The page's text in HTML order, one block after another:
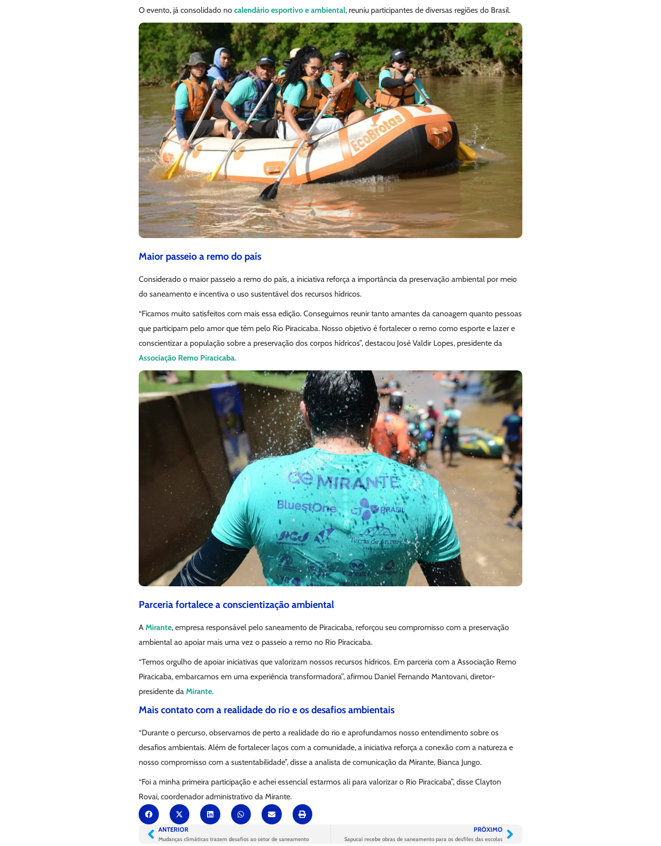
O evento, já consolidado no calendário esportivo e ambiental, reuniu participantes de diversas regiões do Brasil.
Maior passeio a remo do país
Considerado o maior passeio a remo do país, a iniciativa reforça a importância da preservação ambiental por meio
do saneamento e incentiva o uso sustentável dos recursos hídricos.
“Ficamos muito satisfeitos com mais essa edição. Conseguimos reunir tanto amantes da canoagem quanto pessoas
que participam pelo amor que têm pelo Rio Piracicaba. Nosso objetivo é fortalecer o remo como esporte e lazer e
conscientizar a população sobre a preservação dos corpos hídricos”, destacou José Valdir Lopes, presidente da
Associação Remo Piracicaba.
Parceria fortalece a conscientização ambiental
A Mirante, empresa responsável pelo saneamento de Piracicaba, reforçou seu compromisso com a preservação
ambiental ao apoiar mais uma vez o passeio a remo no Rio Piracicaba.
“Temos orgulho de apoiar iniciativas que valorizam nossos recursos hídricos. Em parceria com a Associação Remo
Piracicaba, embarcamos em uma experiência transformadora”, afirmou Daniel Fernando Mantovani, diretor-
presidente da Mirante.
Mais contato com a realidade do rio e os desafios ambientais
“Durante o percurso, observamos de perto a realidade do rio e aprofundamos nosso entendimento sobre os
desafios ambientais. Além de fortalecer laços com a comunidade, a iniciativa reforça a conexão com a natureza e
nosso compromisso com a sustentabilidade”, disse a analista de comunicação da Mirante, Bianca Jungo.
“Foi a minha primeira participação e achei essencial estarmos ali para valorizar o Rio Piracicaba”, disse Clayton
Rovai, coordenador administrativo da Mirante.
ANTERIOR
Mudanças climáticas trazem desafios ao setor de saneamento
PRÓXIMO
Sapucaí recebe obras de saneamento para os desfiles das escolas